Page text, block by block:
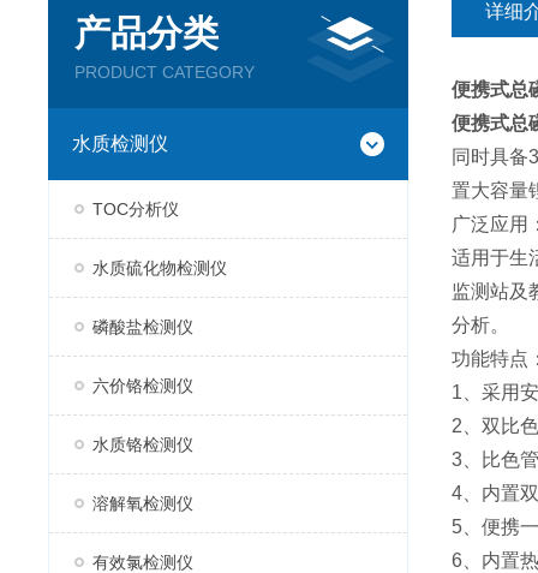
产品分类
PRODUCT CATEGORY
水质检测仪
TOC分析仪
水质硫化物检测仪
磷酸盐检测仪
六价铬检测仪
水质铬检测仪
溶解氧检测仪
有效氯检测仪
详细
便携式总
便携式总
同时具备
置大容量
广泛应用
适用于生
监测站及
分析。
功能特点
1、采用
2、双比
3、比色
4、内置
5、便携
6、内置